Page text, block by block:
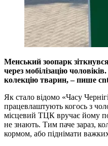
Менський зоопарк
через мобілізацію
колекцію тварин, – пише
Як стало відомо «Часу
працевлаштують когось з
місцевий ТЦК вручає йому
не знають. Тим паче зараз,
кормом, або піднімати